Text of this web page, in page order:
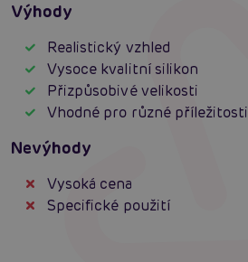
Výhody
Realistický vzhled
Vysoce kvalitní silikon
Přizpůsobivé velikosti
Vhodné pro různé příležitosti
Nevýhody
Vysoká cena
Specifické použití